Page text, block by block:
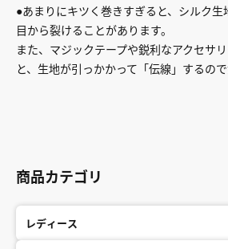
●あまりにキツく巻きすぎると、シルク
目から裂けることがあります。
また、マジックテープや鋭利なアクセサ
と、生地が引っかかって「伝線」するので
商品カテゴリ
レディース